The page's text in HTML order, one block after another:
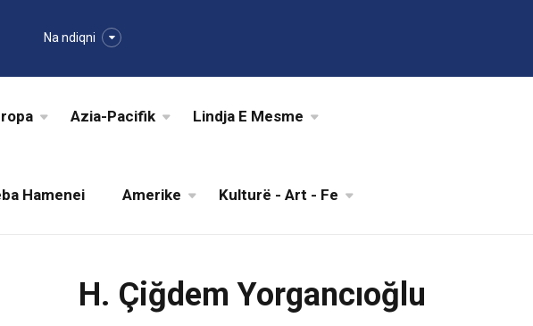
Na ndiqni
Azia-Pacifik Lindja E Mesme
Hamenei Amerike Kulturë - Art - Fe
H. Çiğdem Yorgancıoğlu